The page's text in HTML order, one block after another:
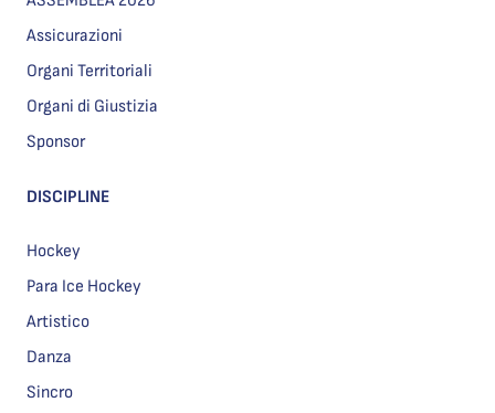
Assicurazioni
Organi Territoriali
Organi di Giustizia
Sponsor
DISCIPLINE
Hockey
Para Ice Hockey
Artistico
Danza
Sincro